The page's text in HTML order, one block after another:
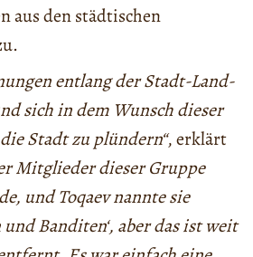
aus den städtischen
entlang der Stadt-Land-
sich in dem Wunsch dieser
Stadt zu plündern“, erklärt
Mitglieder dieser Gruppe
und Toqaev nannte sie
Banditen‘, aber das ist weit